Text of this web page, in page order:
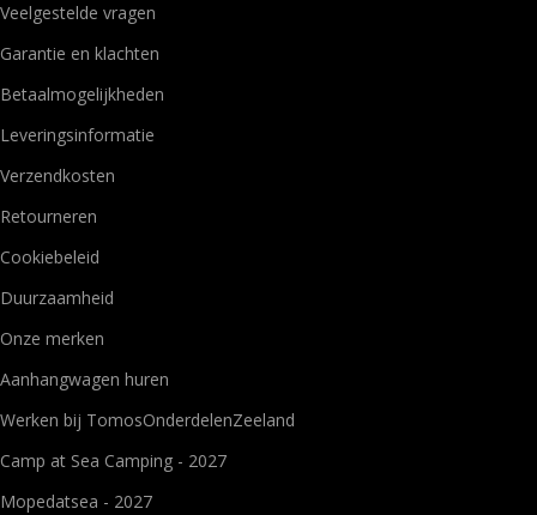
Veelgestelde vragen
Garantie en klachten
Betaalmogelijkheden
Leveringsinformatie
Verzendkosten
Retourneren
Cookiebeleid
Duurzaamheid
Onze merken
Aanhangwagen huren
Werken bij TomosOnderdelenZeeland
Camp at Sea Camping - 2027
Mopedatsea - 2027